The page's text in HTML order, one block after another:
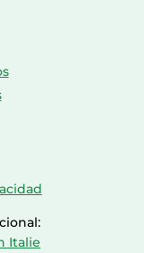
Italie